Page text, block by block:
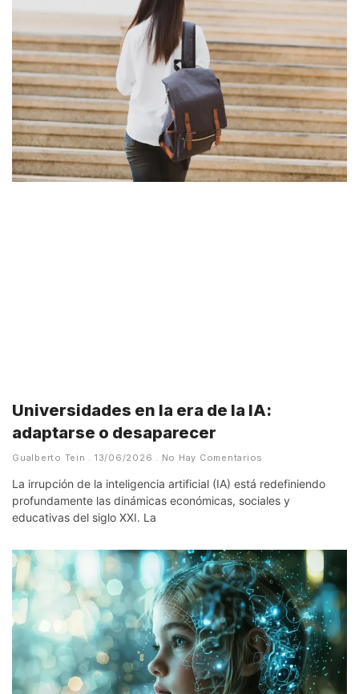
Universidades en la era de la IA:
adaptarse o desaparecer
Gualberto Tein 13/06/2026 No Hay Comentarios
La irrupción de la inteligencia artificial (IA) está redefiniendo
profundamente las dinámicas económicas, sociales y
educativas del siglo XXI. La